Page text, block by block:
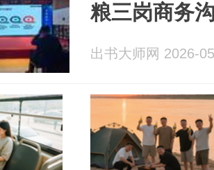
粮三岗商务
出书大师网 2026-